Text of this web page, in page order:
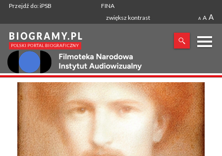
Przejdź do: iPSB
FINA
zwiększ kontrast
A A A
X
SZUKANA FRAZA